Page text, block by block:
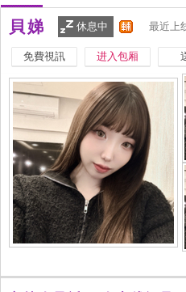
貝娣 休息中 最近上
免費視訊 进入包厢